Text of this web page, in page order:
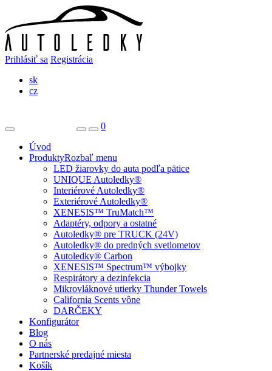
Prihlásiť sa Registrácia
sk
cz
0
Úvod
ProduktyRozbaľ menu
LED žiarovky do auta podľa pätice
UNIQUE Autoledky®
Interiérové Autoledky®
Exteriérové Autoledky®
XENESIS™ TruMatch™
Adaptéry, odpory a ostatné
Autoledky® pre TRUCK (24V)
Autoledky® do predných svetlometov
Autoledky® Carbon
XENESIS™ Spectrum™ výbojky
Respirátory a dezinfekcia
Mikrovláknové utierky Thunder Towels
California Scents vône
DARČEKY
Konfigurátor
Blog
O nás
Partnerské predajné miesta
Košík